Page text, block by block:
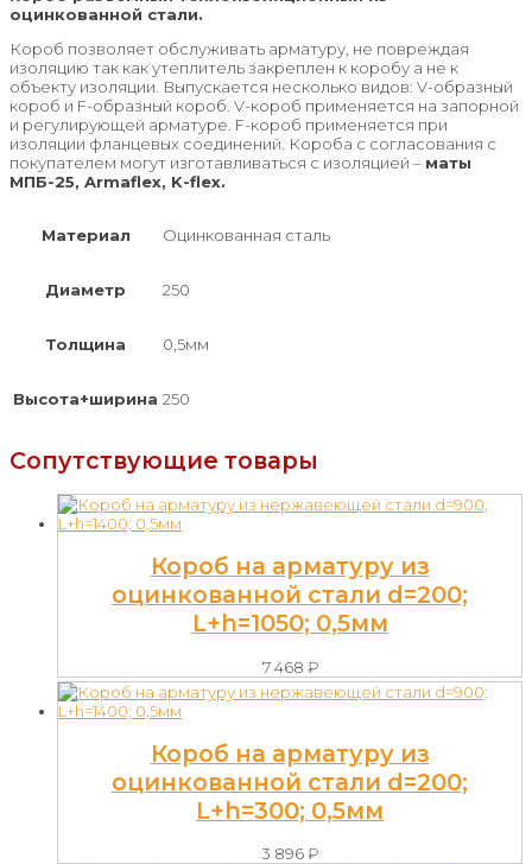
оцинкованной стали.
Короб позволяет обслуживать арматуру, не повреждая
изоляцию так как утеплитель закреплен к коробу а не к
объекту изоляции. Выпускается несколько видов: V-образный
короб и F-образный короб. V-короб применяется на запорной
и регулирующей арматуре. F-короб применяется при
изоляции фланцевых соединений. Короба с согласования с
покупателем могут изготавливаться с изоляцией – маты
МПБ-25, Armaflex, K-flex.
Материал Оцинкованная сталь
Диаметр 250
Толщина 0,5мм
Высота+ширина 250
Сопутствующие товары
Короб на арматуру из
оцинкованной стали d=200;
L+h=1050; 0,5мм
7 468 ₽
Короб на арматуру из
оцинкованной стали d=200;
L+h=300; 0,5мм
3 896₽